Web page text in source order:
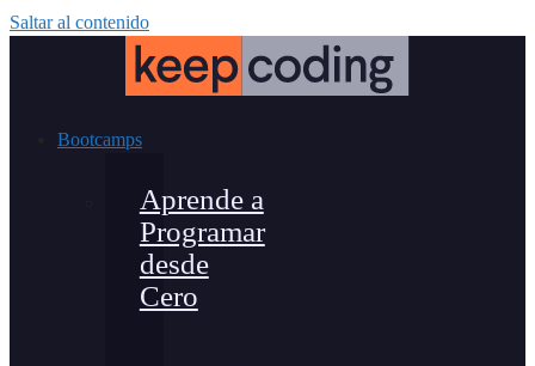
Saltar al contenido
Bootcamps
Aprende a
Programar
desde
Cero